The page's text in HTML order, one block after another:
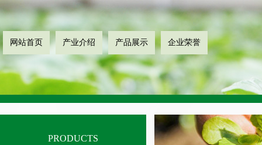
网站首页 产业介绍 产品展示 企业荣誉
PRODUCTS